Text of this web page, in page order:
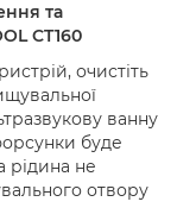
та
CT160
очистіть
ванну
буде
рідина не
отвору